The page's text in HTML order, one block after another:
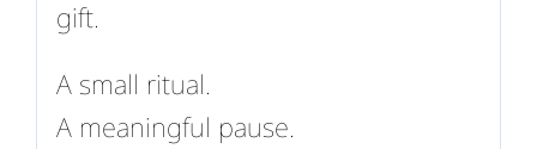
gift.
A small ritual.
A meaningful pause.